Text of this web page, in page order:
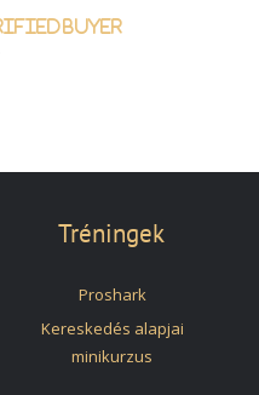
Tréningek
Proshark
Kereskedés alapjai
minikurzus